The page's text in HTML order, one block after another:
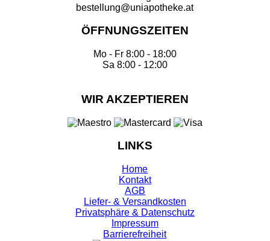
bestellung@uniapotheke.at
ÖFFNUNGSZEITEN
Mo - Fr 8:00 - 18:00
Sa 8:00 - 12:00
WIR AKZEPTIEREN
LINKS
Home
Kontakt
AGB
Liefer- & Versandkosten
Privatsphäre & Datenschutz
Impressum
Barrierefreiheit